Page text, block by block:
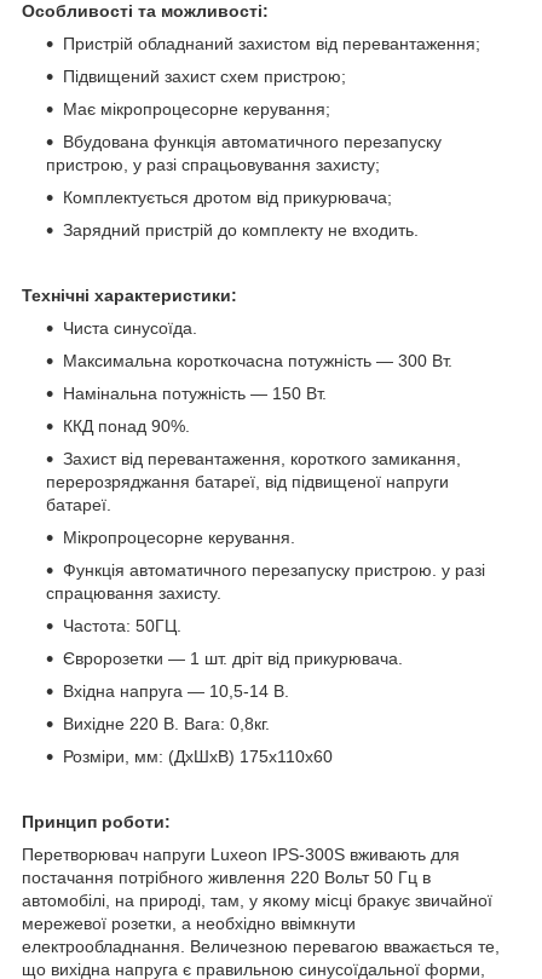
Особливості та можливості:
Пристрій обладнаний захистом від перевантаження;
Підвищений захист схем пристрою;
Має мікропроцесорне керування;
Вбудована функція автоматичного перезапуску
пристрою, у разі спрацьовування захисту;
Комплектується дротом від прикурювача;
Зарядний пристрій до комплекту не входить.
Технічні характеристики:
Чиста синусоїда.
Максимальна короткочасна потужність — 300 Вт.
Намінальна потужність — 150 Вт.
ККД понад 90%.
Захист від перевантаження, короткого замикання,
перерозряджання батареї, від підвищеної напруги
батареї.
Мікропроцесорне керування.
Функція автоматичного перезапуску пристрою. у разі
спрацювання захисту.
Частота: 50ГЦ.
Євророзетки — 1 шт. дріт від прикурювача.
Вхідна напруга — 10,5-14 В.
Вихідне 220 В. Вага: 0,8кг.
Розміри, мм: (ДхШхВ) 175х110х60
Принцип роботи:
Перетворювач напруги Luxeon IPS-300S вживають для
постачання потрібного живлення 220 Вольт 50 Гц в
автомобілі, на природі, там, у якому місці бракує звичайної
мережевої розетки, а необхідно ввімкнути
електрообладнання. Величезною перевагою вважається те,
що вихідна напруга є правильною синусоїдальної форми,